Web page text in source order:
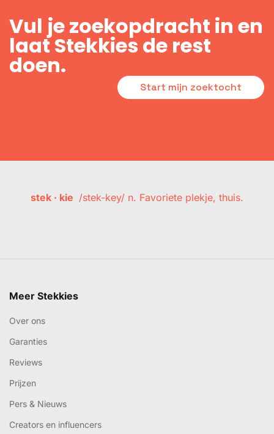
Vul je zoekopdracht in en
laat Stekkies de rest
doen.
Start mijn zoektocht
stek · kie /stek-key/ n. Favoriete plekje, thuis.
Meer Stekkies
Over ons
Garanties
Reviews
Prijzen
Pers & Nieuws
Creators en influencers